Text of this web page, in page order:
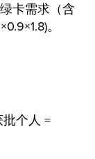
卡需求（含
。
个人 =